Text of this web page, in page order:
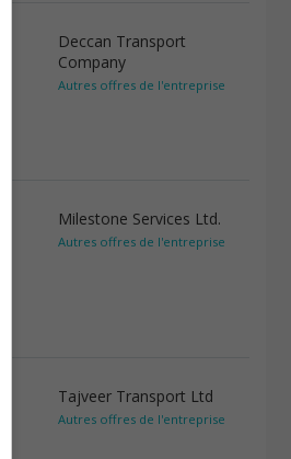
Deccan Transport
Company
Autres offres de l'entreprise
Milestone Services Ltd.
Autres offres de l'entreprise
Tajveer Transport Ltd
Autres offres de l'entreprise